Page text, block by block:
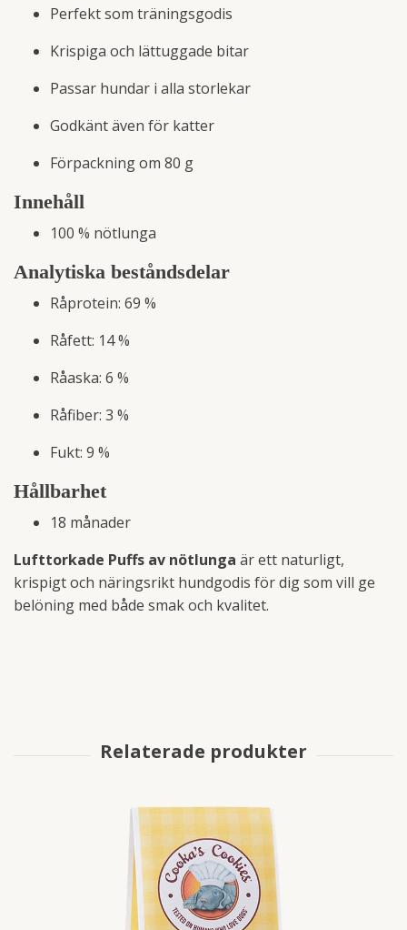
Perfekt som träningsgodis
Krispiga och lättuggade bitar
Passar hundar i alla storlekar
Godkänt även för katter
Förpackning om 80 g
Innehåll
100 % nötlunga
Analytiska beståndsdelar
Råprotein: 69 %
Råfett: 14 %
Råaska: 6 %
Råfiber: 3 %
Fukt: 9 %
Hållbarhet
18 månader
Lufttorkade Puffs av nötlunga är ett naturligt,
krispigt och näringsrikt hundgodis för dig som vill ge
belöning med både smak och kvalitet.